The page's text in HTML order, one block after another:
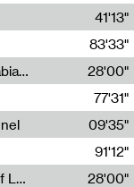
41'13"
83'33"
Radia Show #1113 : FOSSIL///NOISE by Fabiana Gibim / Wave Farm
28'00"
77'31"
09'35"
91'12"
Radia Show #1112 : The Sonic Epidermis of Lake Léman by Paul Courlet / Guest Slot
28'00"